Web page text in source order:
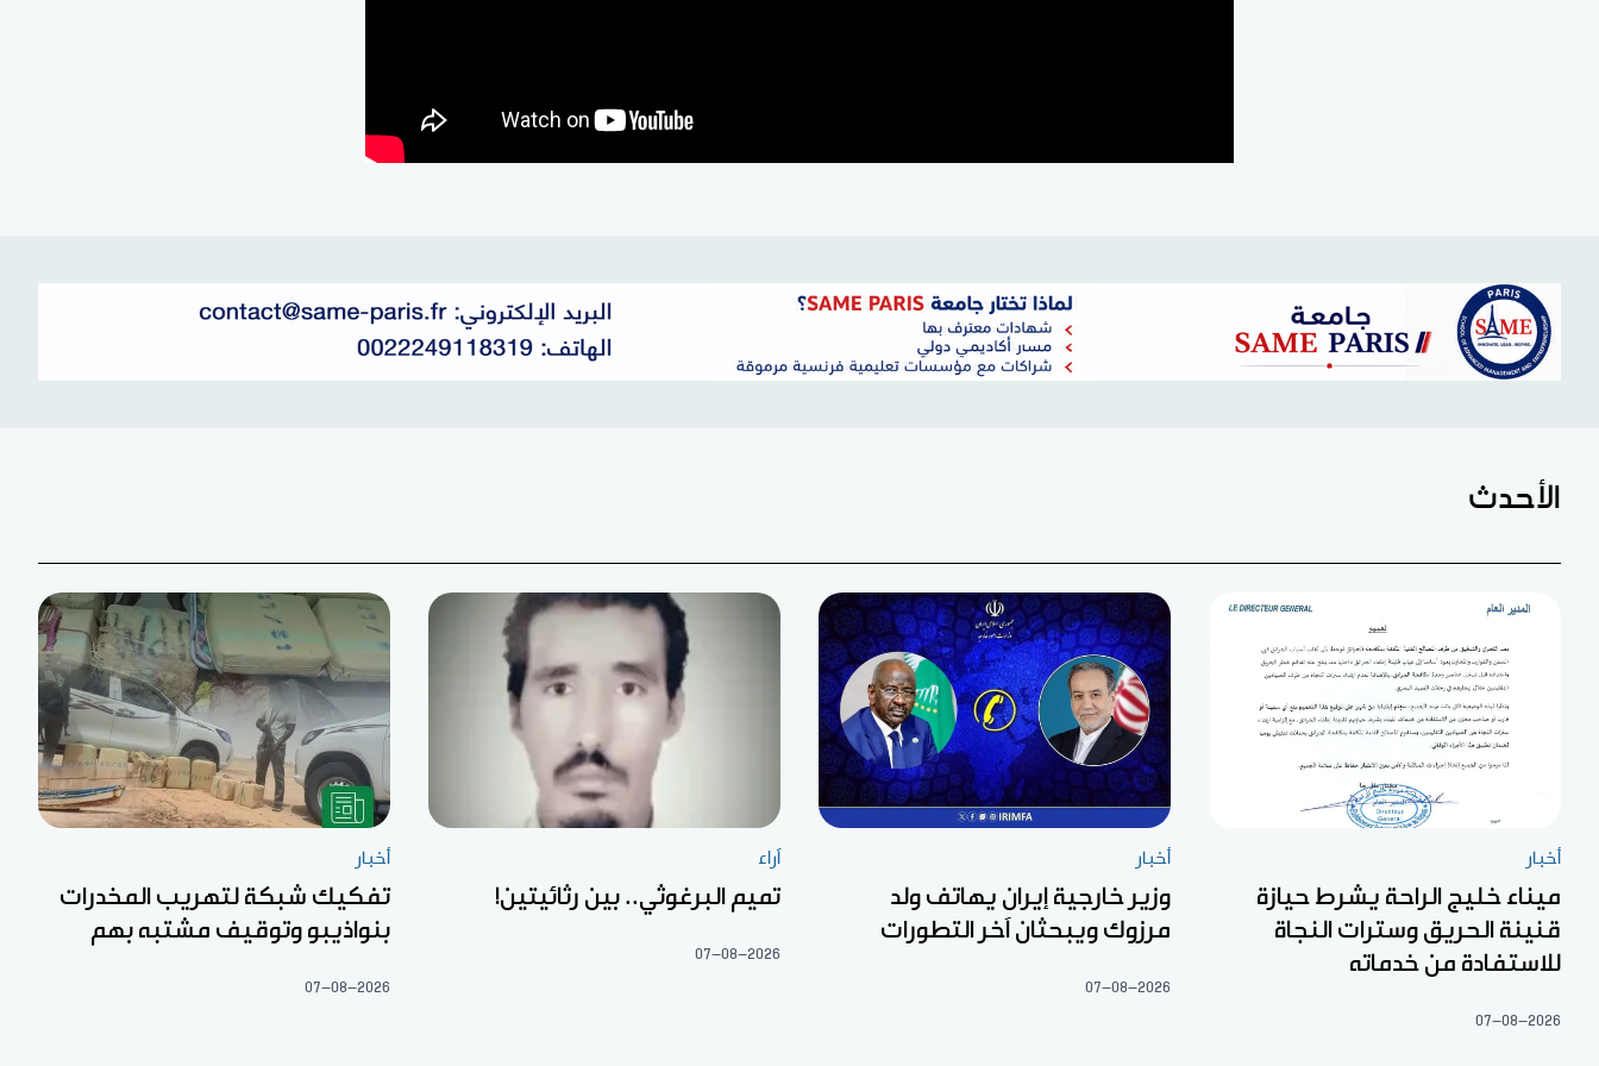
الأحدث
أخبار
ميناء خليج الراحة يشرط حيازة
قنينة الحريق وسترات النجاة
للاستفادة من خدماته
07-08-2026
أخبار
وزير خارجية إيران يهاتف ولد
مرزوك ويبحثان آخر التطورات
07-08-2026
آراء
تميم البرغوثي.. بين رثائيتين!
07-08-2026
أخبار
تفكيك شبكة لتهريب المخدرات
بنواذيبو وتوقيف مشتبه بهم
07-08-2026